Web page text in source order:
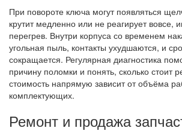
При повороте ключа могут появляться
крутит медленно или не реагирует вовсе,
перегрев. Внутри корпуса со временем
угольная пыль, контакты ухудшаются, и
сокращается. Регулярная диагностика
причину поломки и понять, сколько стоит
стоимость напрямую зависит от объёма
комплектующих.
Ремонт и продажа